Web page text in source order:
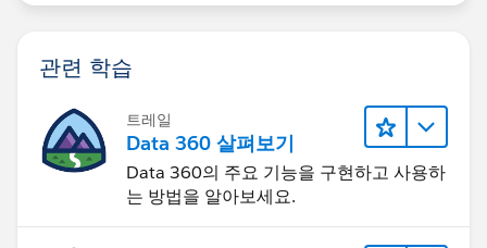
관련 학습
트레일
Data 360 살펴보기
Data 360의 주요 기능을 구현하고 사용하
는 방법을 알아보세요.